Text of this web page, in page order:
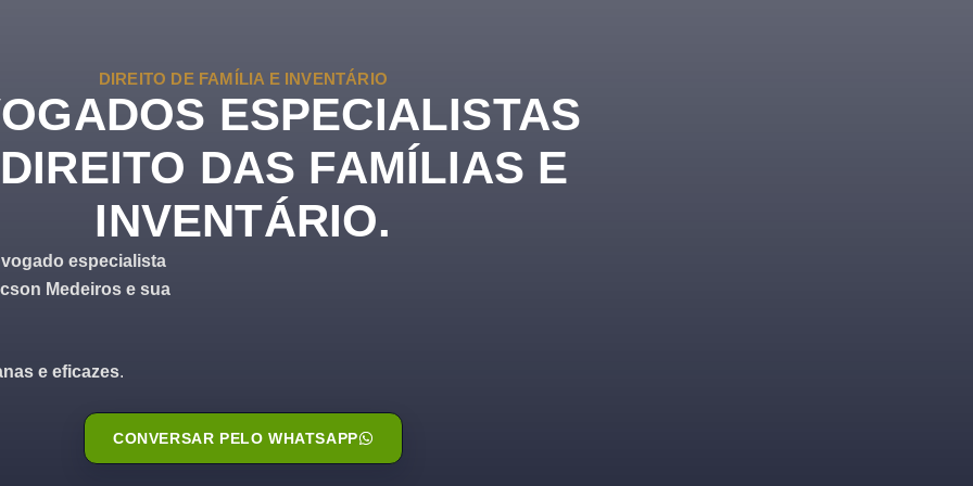
DIREITO DE FAMÍLIA E INVENTÁRIO
ESPECIALISTAS
DAS FAMÍLIAS E
INVENTÁRIO.
especialista
Medeiros e sua
e eficazes.
CONVERSAR PELO WHATSAPP